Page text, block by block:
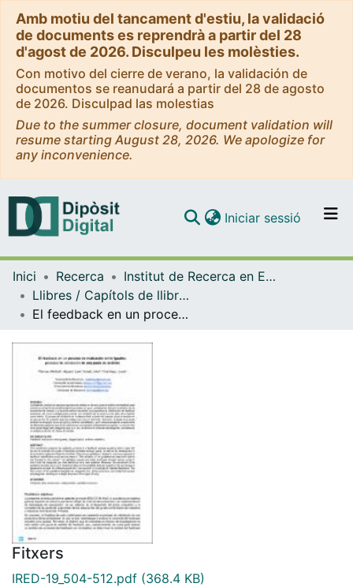
Amb motiu del tancament d'estiu, la validació
de documents es reprendrà a partir del 28
d'agost de 2026. Disculpeu les molèsties.
Con motivo del cierre de verano, la validación de
documentos se reanudará a partir del 28 de agosto
de 2026. Disculpad las molestias
Due to the summer closure, document validation will
resume starting August 28, 2026. We apologize for
any inconvenience.
Navega per tot el DD
Iniciar sessió (current)
Inici Recerca
Institut de Recerca en Educació (IRE.UB)
Llibres / Capítols de llibre (Institut de Recerca en Educació (IRE.UB))
El feedback en un proceso de evaluación entre iguales: proceso de validación de una pauta de análisis
Fitxers
IRED-19_504-512.pdf (368.4 KB)